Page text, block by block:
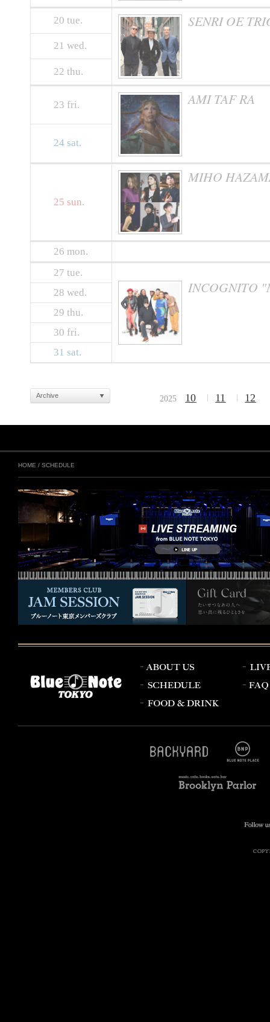
20 tue. SENRI OE
21 wed.
22 thu.
23 fri. AMI TAF RA
24 sat.
25 sun.
MIHO
26 mon.
27 tue.
INCOGNITO
28 wed.
29 thu.
30 fri.
31 sat.
2025 10 11 12
Archive
HOME / SCHEDULE